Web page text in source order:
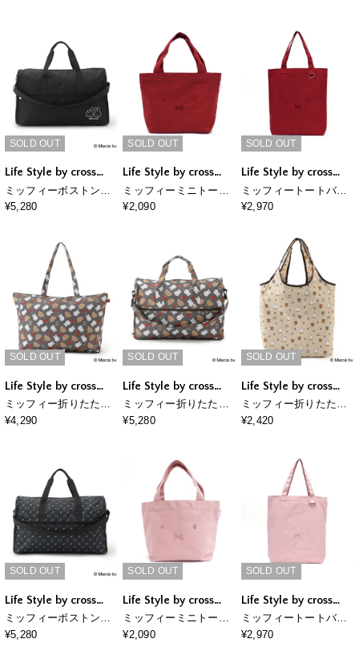
SOLD OUT
Life Style by cross
marche
ミッフィーボストンバ
ッグ
¥5,280
SOLD OUT
Life Style by cross
marche
ミッフィーミニトート
バッグ(刺繍)
¥2,090
SOLD OUT
Life Style by cross
marche
ミッフィートートバッ
グ(刺繍)
¥2,970
SOLD OUT
Life Style by cross
marche
ミッフィー折りたたみ
トートバッグ
¥4,290
SOLD OUT
Life Style by cross
marche
ミッフィー折りたたみ
ボストンバッグ
¥5,280
SOLD OUT
Life Style by cross
marche
ミッフィー折りたたみ
保冷＆保温エコバッグ
¥2,420
SOLD OUT
Life Style by cross
marche
ミッフィーボストンバ
ッグ
¥5,280
SOLD OUT
Life Style by cross
marche
ミッフィーミニトート
バッグ(刺繍)
¥2,090
SOLD OUT
Life Style by cross
marche
ミッフィートートバッ
グ(刺繍)
¥2,970